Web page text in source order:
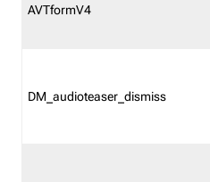
AVTformV4
DM_audioteaser_dismiss